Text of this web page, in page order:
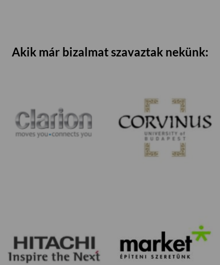
Akik már bizalmat szavaztak nekünk: